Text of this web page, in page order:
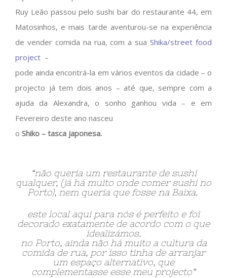
Ruy Leão passou pelo sushi bar do restaurante 44, em
Matosinhos, e mais tarde aventurou-se na experiência
de vender comida na rua, com a suaShika/street food
project –
pode ainda encontrá-la em vários eventos da cidade – o
projecto já tem dois anos – até que, sempre com a
ajuda da Alexandra, o sonho ganhou vida – e em
Fevereiro deste ano nasceu
o Shiko – tasca japonesa.
“não queria um restaurante de sushi
qualquer, (já há muito onde comer sushi no
Porto), nem queria que fosse na Baixa.
este local aqui para nós é perfeito e foi
decorado exatamente de acordo com o que
idealizámos.
no Porto, ainda não há muito a cultura da
comida de rua, por isso tinha de arranjar
um espaço alternativo, que
complementasse esse meu projecto“